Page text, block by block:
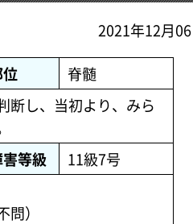
2021年12月
脊髄
断し、当初より、みら
等級 11級7号
）